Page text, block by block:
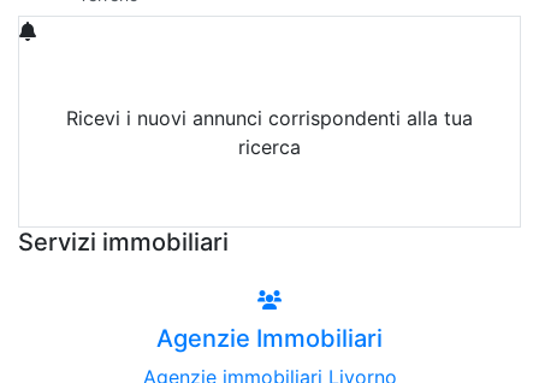
Ricevi i nuovi annunci corrispondenti alla tua
ricerca
Servizi immobiliari
Agenzie Immobiliari
Agenzie immobiliari Livorno